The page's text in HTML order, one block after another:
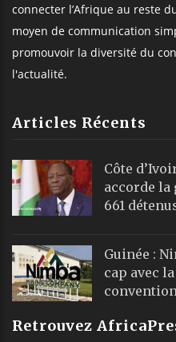
connecter l’Afrique au reste
moyen de communication
promouvoir la diversité du
l'actualité.
Articles Récents
Côte
accorde
661
Guinée :
cap avec
Retrouvez